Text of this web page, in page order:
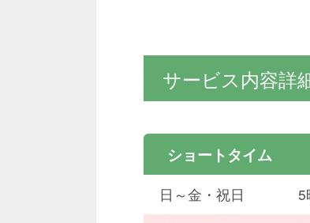
サービス内容詳
ショートタイム
日～金・祝日